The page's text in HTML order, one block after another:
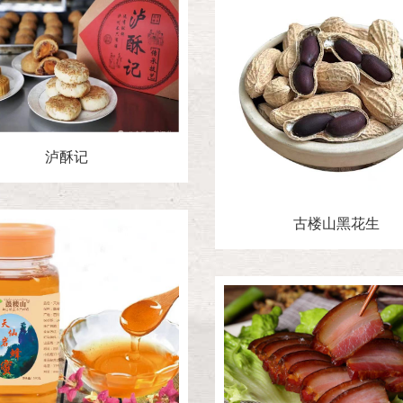
泸酥记
古楼山黑花生